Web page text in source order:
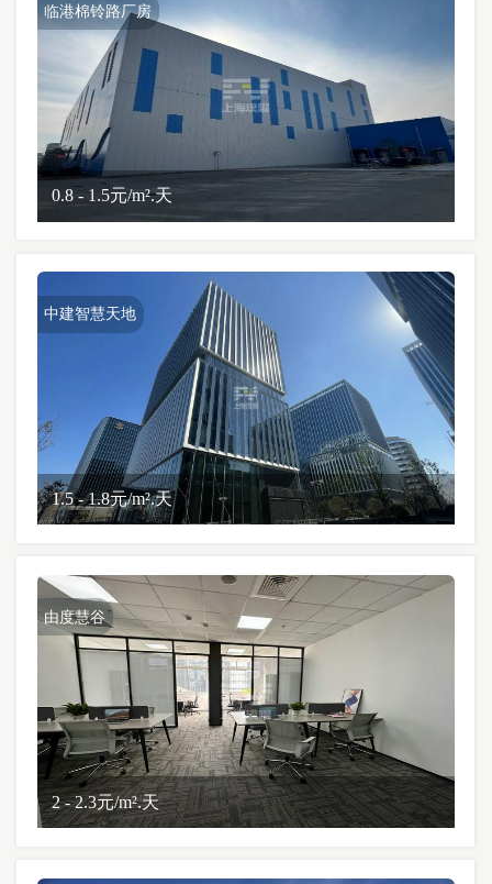
临港棉铃路厂房
0.8 - 1.5元/m².天
中建智慧天地
1.5 - 1.8元/m².天
由度慧谷
2 - 2.3元/m².天